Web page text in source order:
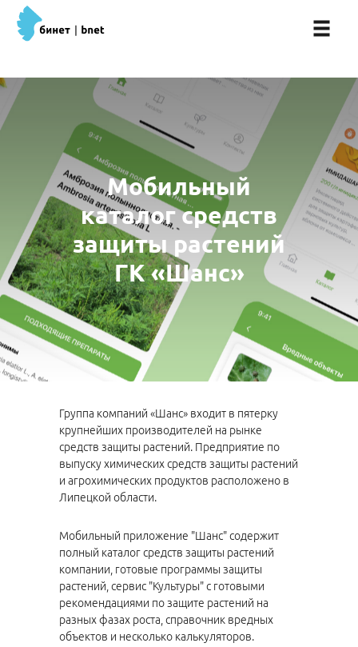
Мобильный
каталог средств
защиты растений
ГК «Шанс»
Группа компаний «Шанс» входит в пятерку
крупнейших производителей на рынке
средств защиты растений. Предприятие по
выпуску химических средств защиты растений
и агрохимических продуктов расположено в
Липецкой области.
Мобильный приложение "Шанс" содержит
полный каталог средств защиты растений
компании, готовые программы защиты
растений, сервис "Культуры" c готовыми
рекомендациями по защите растений на
разных фазах роста, справочник вредных
объектов и несколько калькуляторов.